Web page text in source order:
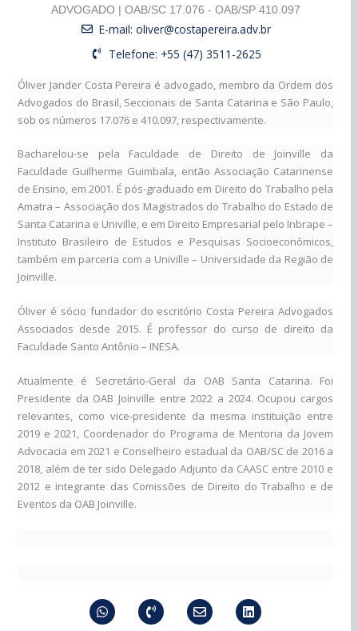
ADVOGADO | OAB/SC 17.076 - OAB/SP 410.097
E-mail: oliver@costapereira.adv.br
Telefone: +55 (47) 3511-2625
Óliver Jander Costa Pereira é advogado, membro da Ordem dos
Advogados do Brasil, Seccionais de Santa Catarina e São Paulo,
sob os números 17.076 e 410.097, respectivamente.
Bacharelou-se pela Faculdade de Direito de Joinville da
Faculdade Guilherme Guimbala, então Associação Catarinense
de Ensino, em 2001. É pós-graduado em Direito do Trabalho pela
Amatra – Associação dos Magistrados do Trabalho do Estado de
Santa Catarina e Univille, e em Direito Empresarial pelo Inbrape –
Instituto Brasileiro de Estudos e Pesquisas Socioeconômicos,
também em parceria com a Univille – Universidade da Região de
Joinville.
Óliver é sócio fundador do escritório Costa Pereira Advogados
Associados desde 2015. É professor do curso de direito da
Faculdade Santo Antônio – INESA.
Atualmente é Secretário-Geral da OAB Santa Catarina. Foi
Presidente da OAB Joinville entre 2022 a 2024. Ocupou cargos
relevantes, como vice-presidente da mesma instituição entre
2019 e 2021, Coordenador do Programa de Mentoria da Jovem
Advocacia em 2021 e Conselheiro estadual da OAB/SC de 2016 a
2018, além de ter sido Delegado Adjunto da CAASC entre 2010 e
2012 e integrante das Comissões de Direito do Trabalho e de
Eventos da OAB Joinville.
WhatsappPhone- EnvelopeLinkedin